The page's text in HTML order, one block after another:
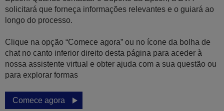
solicitará que forneça informações relevantes e o guiará ao
longo do processo.
Clique na opção “Comece agora” ou no ícone da bolha de
chat no canto inferior direito desta página para aceder à
nossa assistente virtual e obter ajuda com a sua questão ou
para explorar formas
Comece agora